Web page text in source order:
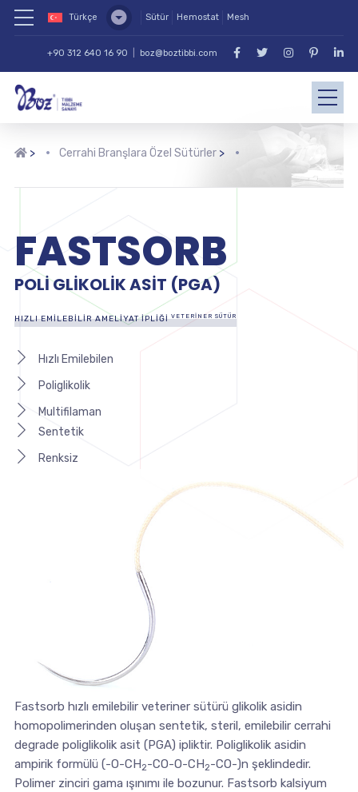
Türkçe Sütür Hemostat Mesh
+90 312 640 16 90 boz@boztibbi.com
> Cerrahi Branşlara Özel Sütürler>
FASTSORB
POLI GLIKOLIK ASIT (PGA)
HIZLI EMILEBILIR AMELIYAT İPLIĞIVETERINER SÜTÜR
Hızlı Emilebilen
Poliglikolik
Multifilaman
Sentetik
Renksiz
Fastsorb hızlı emilebilir veteriner sütürü glikolik asidin
homopolimerinden oluşan sentetik, steril, emilebilir cerrahi
degrade poliglikolik asit (PGA) ipliktir. Poliglikolik asidin
ampirik formülü (-O-CH2-CO-O-CH2-CO-)n şeklindedir.
Polimer zinciri gama ışınımı ile bozunur. Fastsorb kalsiyum